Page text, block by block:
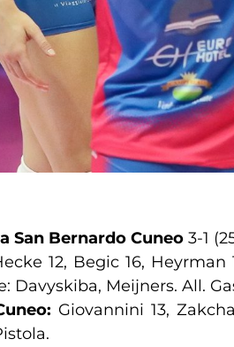
San Bernardo Cuneo 3-1
12, Begic 16,
Davyskiba, Meijners. All.
Giovannini 13,